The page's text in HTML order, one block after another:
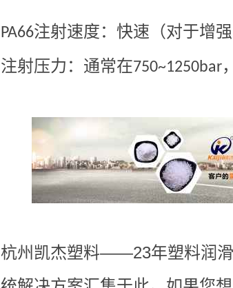
PA66注射速度：快速（对于增
注射压力：通常在750~1250bar
杭州凯杰塑料——23年塑料润